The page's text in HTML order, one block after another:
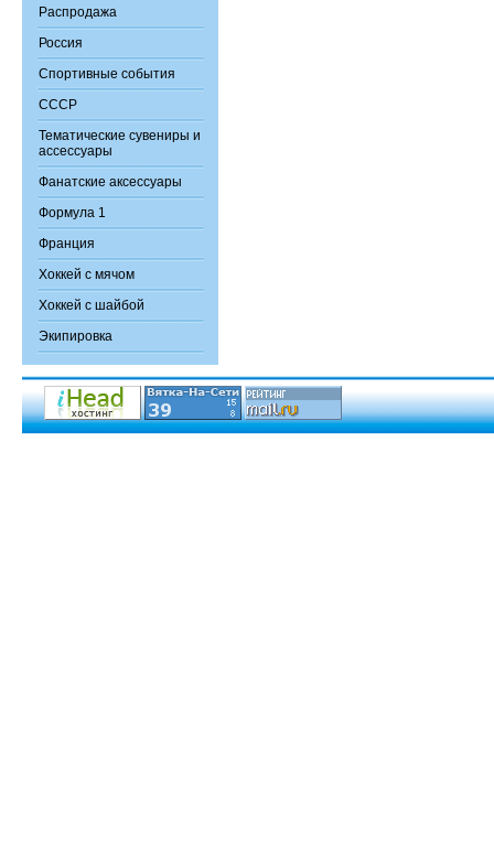
Распродажа
Россия
Спортивные события
СССР
Тематические сувениры и
ассессуары
Фанатские аксессуары
Формула 1
Франция
Хоккей с мячом
Хоккей с шайбой
Экипировка